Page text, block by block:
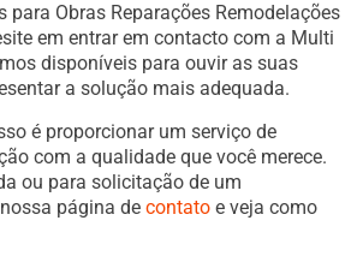
para Obras Reparações Remodelações
em entrar em contacto com a Multi
disponíveis para ouvir as suas
a solução mais adequada.
é proporcionar um serviço de
com a qualidade que você merece.
ou para solicitação de um
página de contato e veja como